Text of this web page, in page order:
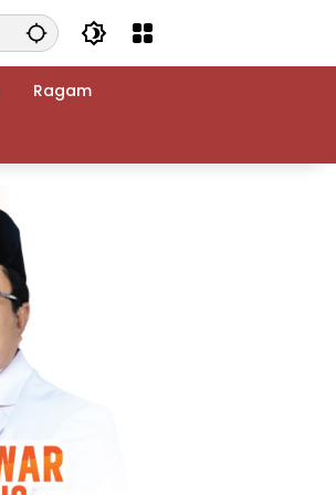
Ragam